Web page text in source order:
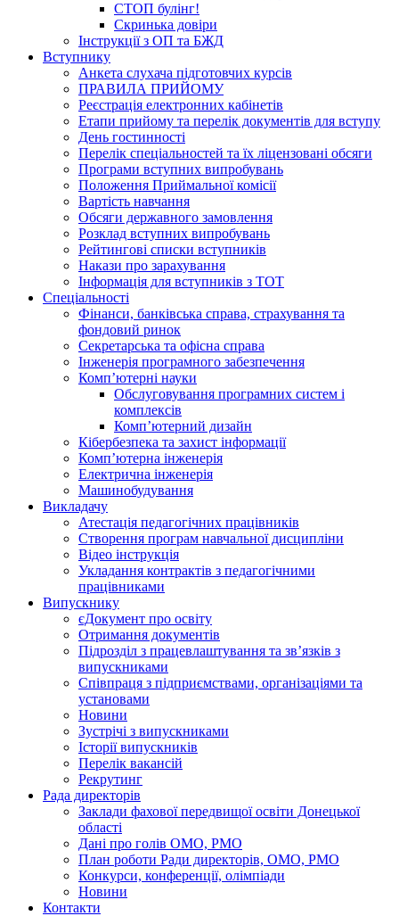
СТОП булінг!
Скринька довіри
Інструкції з ОП та БЖД
Вступнику
Анкета слухача підготовчих курсів
ПРАВИЛА ПРИЙОМУ
Реєстрація електронних кабінетів
Етапи прийому та перелік документів для вступу
День гостинності
Перелік спеціальностей та їх ліцензовані обсяги
Програми вступних випробувань
Положення Приймальної комісії
Вартість навчання
Обсяги державного замовлення
Розклад вступних випробувань
Рейтингові списки вступників
Накази про зарахування
Інформація для вступників з ТОТ
Спеціальності
Фінанси, банківська справа, страхування та
фондовий ринок
Секретарська та офісна справа
Інженерія програмного забезпечення
Комп’ютерні науки
Обслуговування програмних систем і
комплексів
Комп’ютерний дизайн
Кібербезпека та захист інформації
Комп’ютерна інженерія
Електрична інженерія
Машинобудування
Викладачу
Атестація педагогічних працівників
Створення програм навчальної дисципліни
Відео інструкція
Укладання контрактів з педагогічними
працівниками
Випускнику
єДокумент про освіту
Отримання документів
Підрозділ з працевлаштування та зв’язків з
випускниками
Співпраця з підприємствами, організаціями та
установами
Новини
Зустрічі з випускниками
Історії випускників
Перелік вакансій
Рекрутинг
Рада директорів
Заклади фахової передвищої освіти Донецької
області
Дані про голів ОМО, РМО
План роботи Ради директорів, ОМО, РМО
Конкурси, конференції, олімпіади
Новини
Контакти